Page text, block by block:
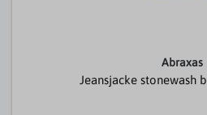
Abraxas
Jeansjacke stonewash